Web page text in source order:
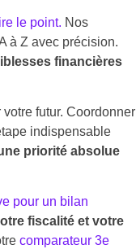
le point. Nos
à Z avec précision.
financières
futur. Coordonner
indispensable
priorité absolue
pour un bilan
fiscalité et votre
comparateur 3e